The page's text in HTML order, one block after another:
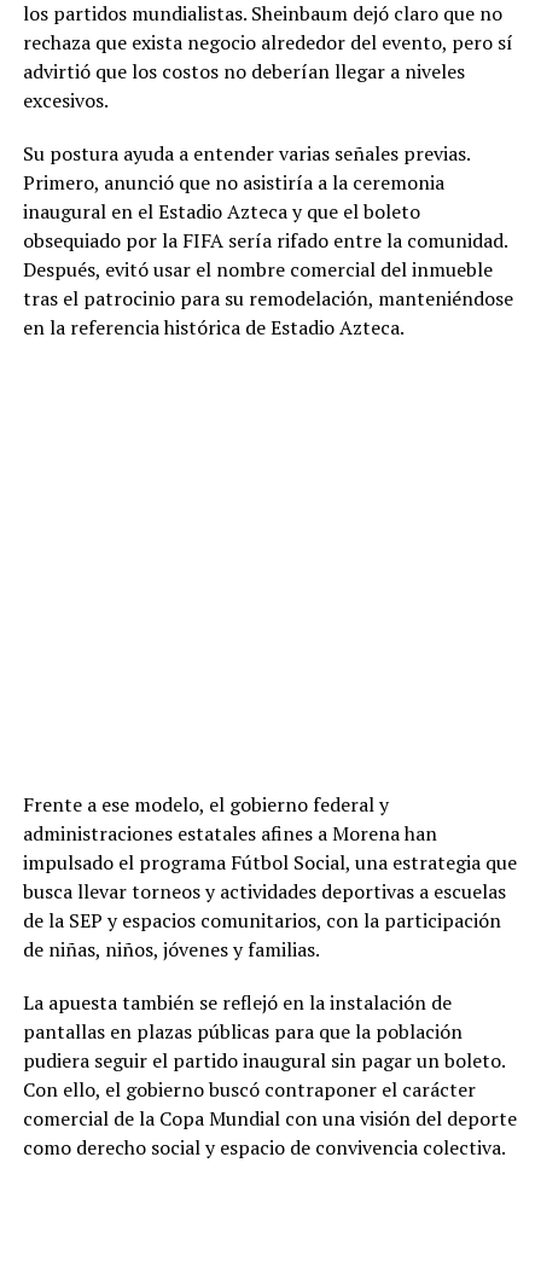
los partidos mundialistas. Sheinbaum dejó claro que no
rechaza que exista negocio alrededor del evento, pero sí
advirtió que los costos no deberían llegar a niveles
excesivos.
Su postura ayuda a entender varias señales previas.
Primero, anunció que no asistiría a la ceremonia
inaugural en el Estadio Azteca y que el boleto
obsequiado por la FIFA sería rifado entre la comunidad.
Después, evitó usar el nombre comercial del inmueble
tras el patrocinio para su remodelación, manteniéndose
en la referencia histórica de Estadio Azteca.
Frente a ese modelo, el gobierno federal y
administraciones estatales afines a Morena han
impulsado el programa Fútbol Social, una estrategia que
busca llevar torneos y actividades deportivas a escuelas
de la SEP y espacios comunitarios, con la participación
de niñas, niños, jóvenes y familias.
La apuesta también se reflejó en la instalación de
pantallas en plazas públicas para que la población
pudiera seguir el partido inaugural sin pagar un boleto.
Con ello, el gobierno buscó contraponer el carácter
comercial de la Copa Mundial con una visión del deporte
como derecho social y espacio de convivencia colectiva.